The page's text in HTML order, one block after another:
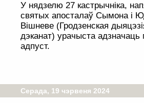
У нядзелю 27 кастрычніка,
святых апосталаў Сымона і
Вішневе (Гродзенская
дэканат) урачыста адзначаць
адпуст.
Серада, 19 чэрвеня 2024